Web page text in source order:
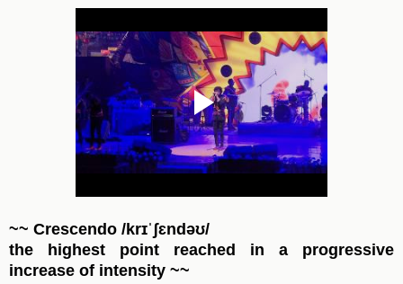
~~ Crescendo /krɪˈʃɛndəʊ/
the highest point reached in a progressive
increase of intensity ~~